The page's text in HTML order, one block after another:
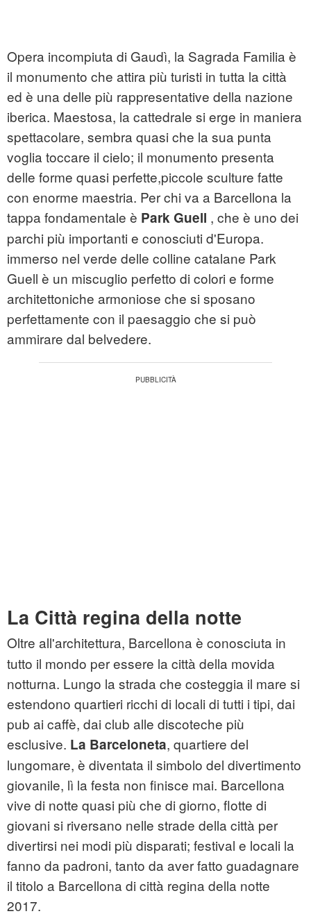
Opera incompiuta di Gaudì, la Sagrada Familia è
il monumento che attira più turisti in tutta la città
ed è una delle più rappresentative della nazione
iberica. Maestosa, la cattedrale si erge in maniera
spettacolare, sembra quasi che la sua punta
voglia toccare il cielo; il monumento presenta
delle forme quasi perfette,piccole sculture fatte
con enorme maestria. Per chi va a Barcellona la
tappa fondamentale è Park Guell , che è uno dei
parchi più importanti e conosciuti d'Europa.
immerso nel verde delle colline catalane Park
Guell è un miscuglio perfetto di colori e forme
architettoniche armoniose che si sposano
perfettamente con il paesaggio che si può
ammirare dal belvedere.
La Città regina della notte
Oltre all'architettura, Barcellona è conosciuta in
tutto il mondo per essere la città della movida
notturna. Lungo la strada che costeggia il mare si
estendono quartieri ricchi di locali di tutti i tipi, dai
pub ai caffè, dai club alle discoteche più
esclusive. La Barceloneta, quartiere del
lungomare, è diventata il simbolo del divertimento
giovanile, lì la festa non finisce mai. Barcellona
vive di notte quasi più che di giorno, flotte di
giovani si riversano nelle strade della città per
divertirsi nei modi più disparati; festival e locali la
fanno da padroni, tanto da aver fatto guadagnare
il titolo a Barcellona di città regina della notte
2017.